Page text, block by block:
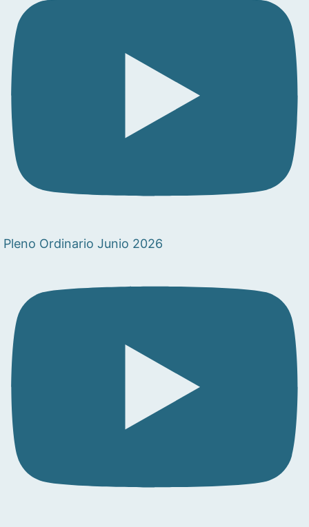
Pleno Ordinario Junio 2026